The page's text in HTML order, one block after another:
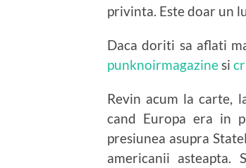
privinta. Este doar un
Daca doriti sa aflati
punknoirmagazinesi
Revin acum la carte,
cand Europa era in
presiunea asupra
americanii